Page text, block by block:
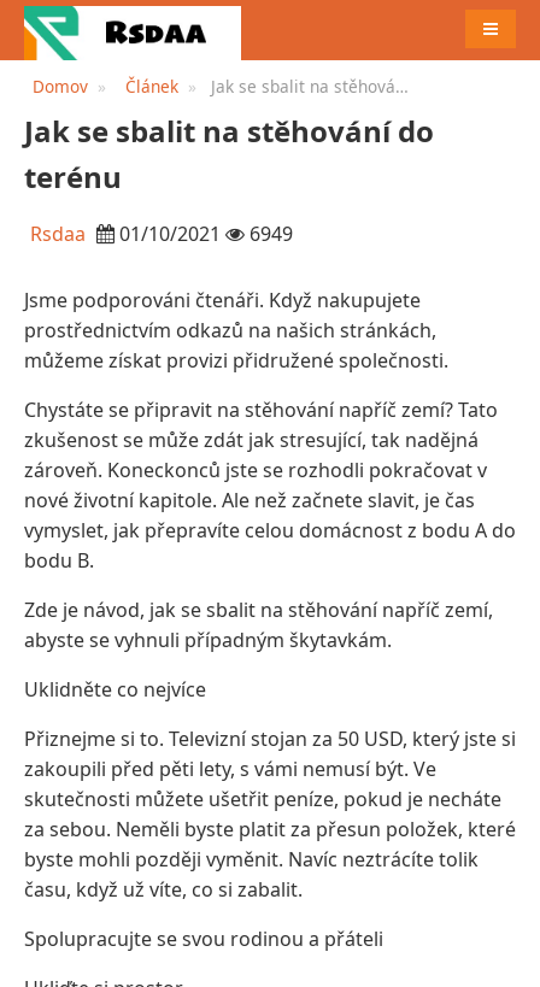
Domov Článek
Jak se sbalit na stěhování
Jak se sbalit na stěhování do
terénu
Rsdaa 01/10/2021 6949
Jsme podporováni čtenáři. Když nakupujete
prostřednictvím odkazů na našich stránkách,
můžeme získat provizi přidružené společnosti.
Chystáte se připravit na stěhování napříč zemí? Tato
zkušenost se může zdát jak stresující, tak nadějná
zároveň. Koneckonců jste se rozhodli pokračovat v
nové životní kapitole. Ale než začnete slavit, je čas
vymyslet, jak přepravíte celou domácnost z bodu A do
bodu B.
Zde je návod, jak se sbalit na stěhování napříč zemí,
abyste se vyhnuli případným škytavkám.
Uklidněte co nejvíce
Přiznejme si to. Televizní stojan za 50 USD, který jste si
zakoupili před pěti lety, s vámi nemusí být. Ve
skutečnosti můžete ušetřit peníze, pokud je necháte
za sebou. Neměli byste platit za přesun položek, které
byste mohli později vyměnit. Navíc neztrácíte tolik
času, když už víte, co si zabalit.
Spolupracujte se svou rodinou a přáteli